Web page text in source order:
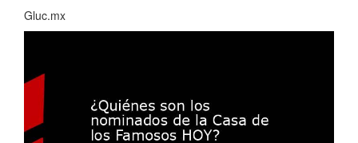
Gluc.mx